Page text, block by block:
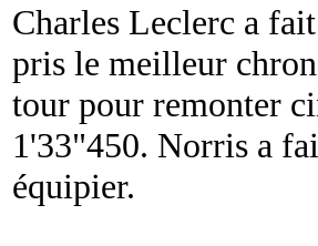
Charles Leclerc a
pris le meilleur
tour pour remonter
1'33"450. Norris a
équipier.